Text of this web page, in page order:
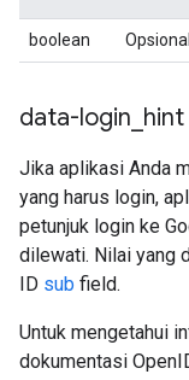
boolean Opsional
data-login hint
Jika aplikasi Anda
yang harus login,
petunjuk login ke
dilewati. Nilai yang
ID sub field.
Untuk mengetahui
dokumentasi